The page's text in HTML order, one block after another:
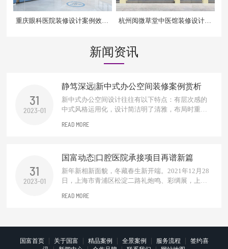
重庆眼科医院装修设计案例效果
杭州阅微草堂中医馆装修设计案
新闻资讯
31
2023-01
静笃深远|新中式办公空间装修案例赏析
新中式办公空间设计往往有以下特点：有层次感的
中式风格运用化，设计简洁明了清雅，布局时重视
会进行适当的分区。对于需要进行阻挡视线的地
繁为简，独处一隅，品淡淡茗...
READ MORE
31
2023-01
国富动态|口腔医院承接项目再谱新篇
新年新相新面貌，冬藏春生新开端。2021年12月28
日，上海市青浦区松淀二路礼炮鸣、彩绸展，上海
方浙江国富装饰到场诚意祝贺。千里之行始于足
建民口腔永远在前进的道路上，在专业领域...
READ MORE
国富首页| 关于国富 精品案例 全景案例 服务流程
签约喜